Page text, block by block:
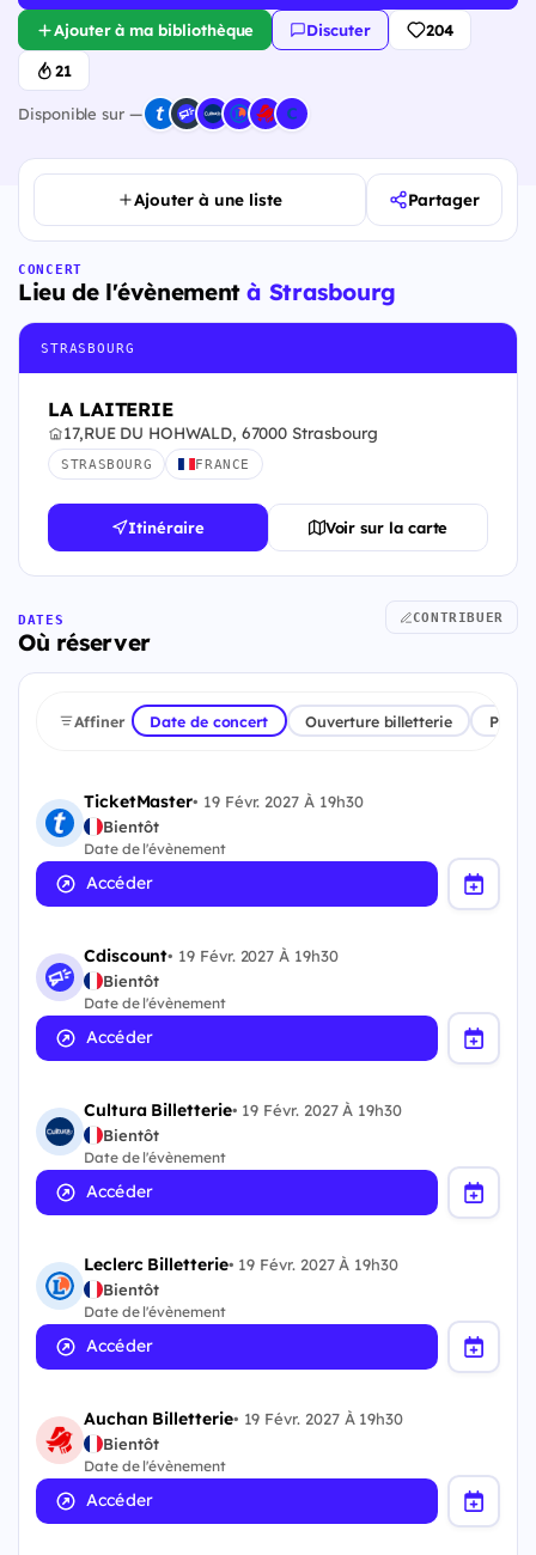
Ajouter à ma bibliothèque Discuter 204
21
Disponible sur —
Ajouter à une liste Partager
CONCERT
Lieu de l'évènementà Strasbourg
STRASBOURG
LA LAITERIE
17,RUE DU HOHWALD, 67000 Strasbourg
STRASBOURG FRANCE
Itinéraire Voir sur la carte
DATES
Où réserver
CONTRIBUER
Affiner Date de concert Ouverture billetterie
TicketMaster• 19 Févr. 2027 À 19h30
Bientôt
Date de l'évènement
Accéder
Cdiscount• 19 Févr. 2027 À 19h30
Bientôt
Date de l'évènement
Accéder
Cultura Billetterie• 19 Févr. 2027 À 19h30
Bientôt
Date de l'évènement
Accéder
Leclerc Billetterie• 19 Févr. 2027 À 19h30
Bientôt
Date de l'évènement
Accéder
Auchan Billetterie• 19 Févr. 2027 À 19h30
Bientôt
Date de l'évènement
Accéder